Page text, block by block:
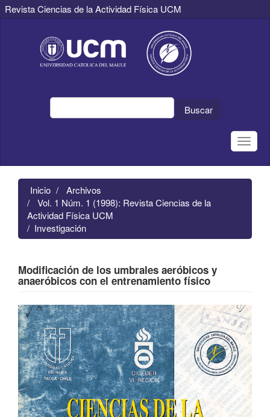
Revista Ciencias de la Actividad Física UCM
principal
Contenido
principal
Buscar
Toggle
Inicio
Archivos
Vol. 1 Núm. 1 (1998): Revista Ciencias de la
Actividad Física UCM
Investigación
Modificación de los umbrales aeróbicos y
anaeróbicos con el entrenamiento físico
Barra
lateral
del
artículo